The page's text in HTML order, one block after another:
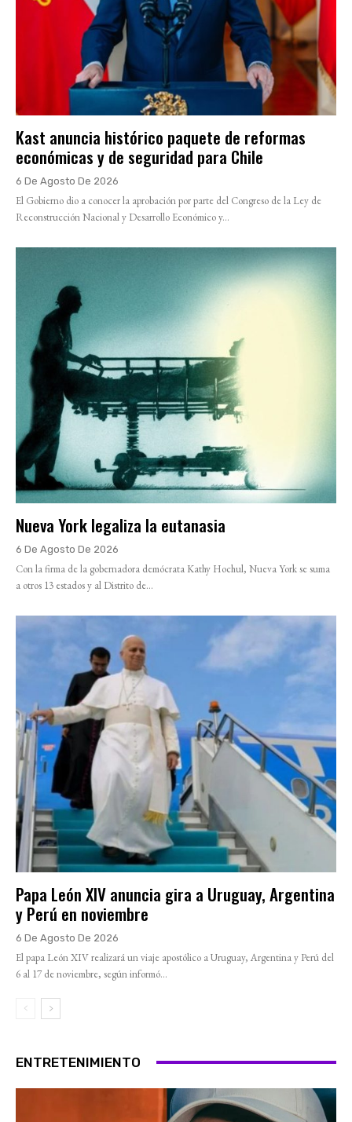
Kast anuncia histórico paquete de reformas
económicas y de seguridad para Chile
6 De Agosto De 2026
El Gobierno dio a conocer la aprobación por parte del Congreso de la Ley de
Reconstrucción Nacional y Desarrollo Económico y...
Nueva York legaliza la eutanasia
6 De Agosto De 2026
Con la firma de la gobernadora demócrata Kathy Hochul, Nueva York se suma
a otros 13 estados y al Distrito de...
Papa León XIV anuncia gira a Uruguay, Argentina
y Perú en noviembre
6 De Agosto De 2026
El papa León XIV realizará un viaje apostólico a Uruguay, Argentina y Perú del
6 al 17 de noviembre, según informó...
ENTRETENIMIENTO